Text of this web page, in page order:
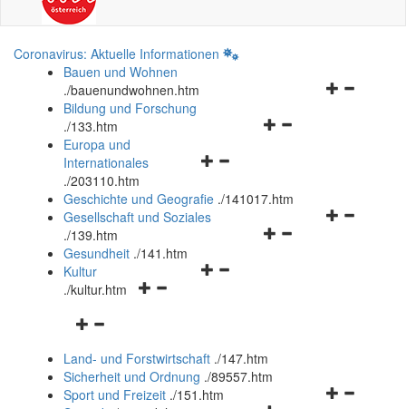
Coronavirus: Aktuelle Informationen
Bauen und Wohnen
./bauenundwohnen.htm
Navigationsmenü
Bildung und Forschung
./133.htm
Navigationsmenü
und
schließen
Europa und
Internationales
./203110.htm
Geschichte und Geografie ./141017.htm
Navigationsmenü
Gesellschaft und Soziales
./139.htm
Navigationsmenü
Gesundheit ./141.htm
Navigationsmenü
Kultur
./kultur.htm
Navigationsmenü
und
schließen
Land- und Forstwirtschaft ./147.htm
Sicherheit und Ordnung ./89557.htm
Sport und Freizeit ./151.htm